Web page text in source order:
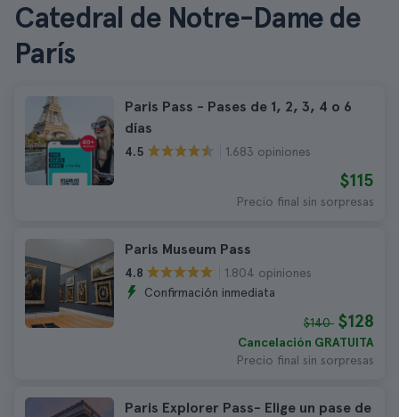
Catedral de Notre-Dame de
París
Paris Pass - Pases de 1, 2, 3, 4 o 6
días
4.5 1.683 opiniones
$115
Precio final sin sorpresas
Paris Museum Pass
4.8
1.804 opiniones
Confirmación inmediata
$140 $128
Cancelación GRATUITA
Precio final sin sorpresas
Paris Explorer Pass- Elige un pase de